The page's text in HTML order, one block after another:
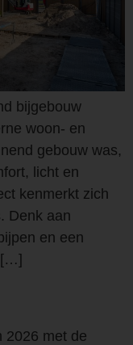
bijgebouw
woon- en
gebouw was,
licht en
kenmerkt zich
Denk aan
en een
[…]
2026 met de